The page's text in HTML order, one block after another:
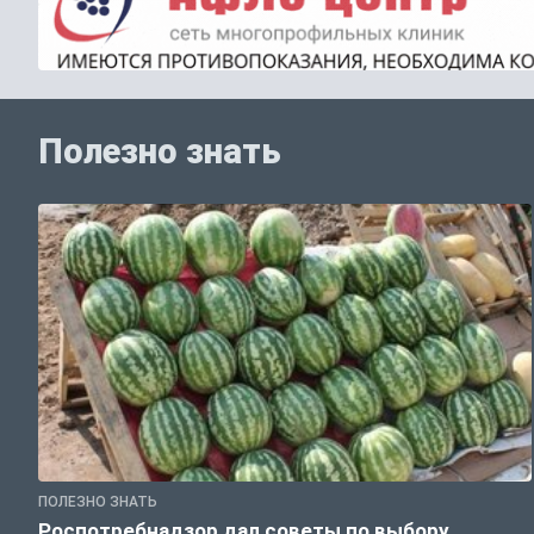
Полезно знать
ПОЛЕЗНО ЗНАТЬ